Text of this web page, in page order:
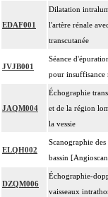
EDAF001
Dilatation
l'artère rénale
transcutanée
JVJB001
Séance
pour insuffisance
JAQM004
Échographie
et de la région
la vessie
ELQH002
Scanographie
bassin
DZQM006
Échographie-
vaisseaux